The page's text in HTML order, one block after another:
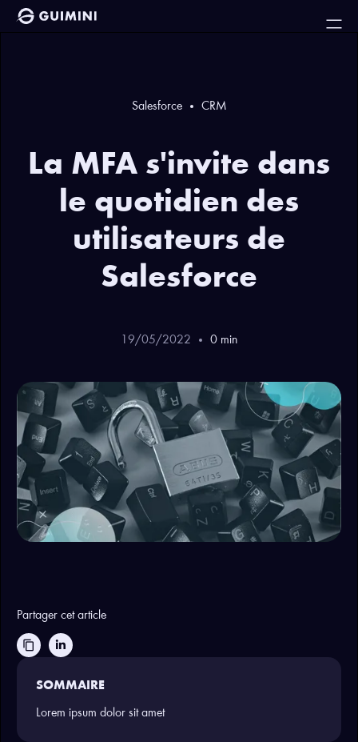
Salesforce CRM
La MFA s'invite dans
le quotidien des
utilisateurs de
Salesforce
19/05/2022 0 min
Partager cet article
content_copy
SOMMAIRE
Lorem ipsum dolor sit amet